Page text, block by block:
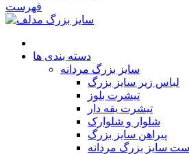
فهرست
دسته بندی ها
سایز بزرگ مردانه
لباس زیر سایز بزرگ
تیشرت بلوز
تیشرت یقه دار
شلوار و شلوارک
پیراهن سایز بزرگ
ست سایز بزرگ مردانه